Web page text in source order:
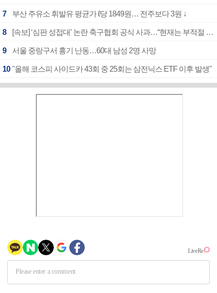
7 부산 주유소 휘발유 평균가 ℓ당 1849원… 전주보다 3원 ↓
8 [속보] ‘심판 성접대’ 논란 축구협회 공식 사과…“현재는 부적절 행위 없어”
9 서울 중랑구서 흉기 난동…60대 남성 2명 사망
10 "올해 코스피 사이드카 43회 중 25회는 삼전닉스 ETF 이후 발생"